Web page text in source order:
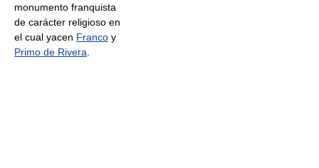
monumento franquista
de carácter religioso en
el cual yacen Franco y
Primo de Rivera